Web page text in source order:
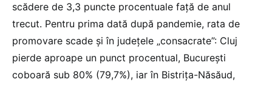
scădere de 3,3 puncte procentuale față de anul
trecut. Pentru prima dată după pandemie, rata de
promovare scade și în județele „consacrate”: Cluj
pierde aproape un punct procentual, București
coboară sub 80% (79,7%), iar în Bistrița-Năsăud,